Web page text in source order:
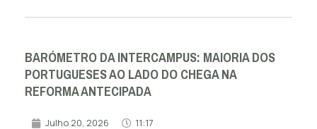
BARÓMETRO DA INTERCAMPUS: MAIORIA DOS
PORTUGUESES AO LADO DO CHEGA NA
REFORMA ANTECIPADA
Julho 20, 2026 11:17